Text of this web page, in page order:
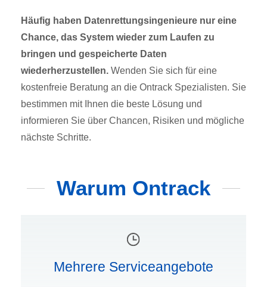
Häufig haben Datenrettungsingenieure nur eine
Chance, das System wieder zum Laufen zu
bringen und gespeicherte Daten
wiederherzustellen. Wenden Sie sich für eine
kostenfreie Beratung an die Ontrack Spezialisten. Sie
bestimmen mit Ihnen die beste Lösung und
informieren Sie über Chancen, Risiken und mögliche
nächste Schritte.
Warum Ontrack
Mehrere Serviceangebote